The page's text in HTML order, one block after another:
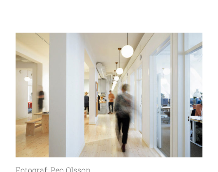
Fotograf: Peo Olsson.